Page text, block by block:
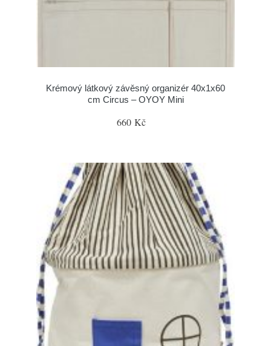
Krémový látkový závěsný organizér 40x1x60
cm Circus – OYOY Mini
660 Kč